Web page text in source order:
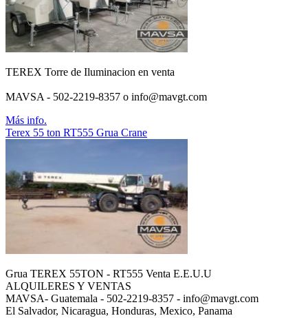
TEREX Torre de Iluminacion en venta
MAVSA - 502-2219-8357 o info@mavgt.com
Más info.
Terex 55 ton RT555 Grua Crane
Grua TEREX 55TON - RT555 Venta E.E.U.U
ALQUILERES Y VENTAS
MAVSA- Guatemala - 502-2219-8357 - info@mavgt.com
El Salvador, Nicaragua, Honduras, Mexico, Panama